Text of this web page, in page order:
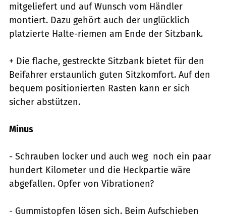
mitgeliefert und auf Wunsch vom Händler
montiert. Dazu gehört auch der unglücklich
platzierte Halte-riemen am Ende der Sitzbank.
+ Die flache, gestreckte Sitzbank bietet für den
Beifahrer erstaunlich guten Sitzkomfort. Auf den
bequem positionierten Rasten kann er sich
sicher abstützen.
Minus
- Schrauben locker und auch weg  noch ein paar
hundert Kilometer und die Heckpartie wäre
abgefallen. Opfer von Vibrationen?
- Gummistopfen lösen sich. Beim Aufschieben